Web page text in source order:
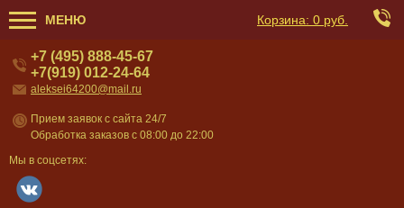
МЕНЮ Корзина: 0 руб.
+7 (495) 888-45-67
+7(919) 012-24-64
aleksei64200@mail.ru
Прием заявок с сайта 24/7
Обработка заказов с 08:00 до 22:00
Мы в соцсетях: